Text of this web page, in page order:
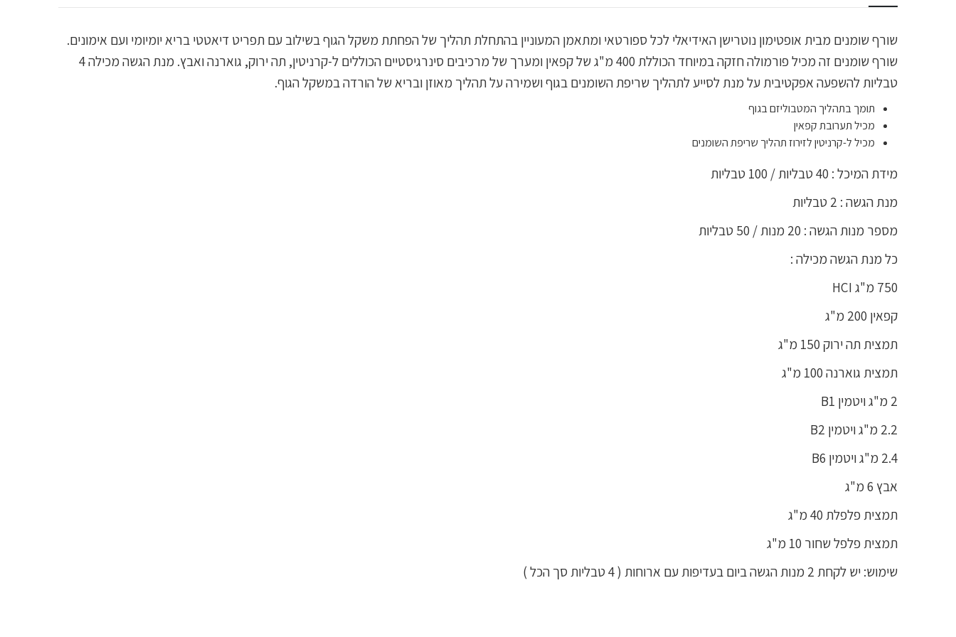
שורף שומנים מבית אופטימון נוטרישן האידיאלי לכל ספורטאי ומתאמן המעוניין בהתחלת תהליך של הפחתת משקל הגוף בשילוב עם תפריט דיאטטי בריא יומיומי ועם אימונים.
שורף שומנים זה מכיל פורמולה חזקה במיוחד הכוללת 400 מ"ג של קפאין ומערך של מרכיבים סינרגיסטיים הכוללים ל-קרניטין, תה ירוק, גוארנה ואבץ. מנת הגשה מכילה 4
טבליות להשפעה אפקטיבית על מנת לסייע לתהליך שריפת השומנים בגוף ושמירה על תהליך מאוזן ובריא של הורדה במשקל הגוף.
תומך בתהליך המטבוליזם בגוף
מכיל תערובת קפאין
מכיל ל-קרניטין לזירוז תהליך שריפת השומנים
מידת המיכל : 40 טבליות / 100 טבליות
מנת הגשה : 2 טבליות
מספר מנות הגשה : 20 מנות / 50 טבליות
כל מנת הגשה מכילה :
750 מ"ג HCI
קפאין 200 מ"ג
תמצית תה ירוק 150 מ"ג
תמצית גוארנה 100 מ"ג
2 מ"ג ויטמין B1
2.2 מ"ג ויטמין B2
2.4 מ"ג ויטמין B6
אבץ 6 מ"ג
תמצית פלפלת 40 מ"ג
תמצית פלפל שחור 10 מ"ג
שימוש: יש לקחת 2 מנות הגשה ביום בעדיפות עם ארוחות ( 4 טבליות סך הכל )